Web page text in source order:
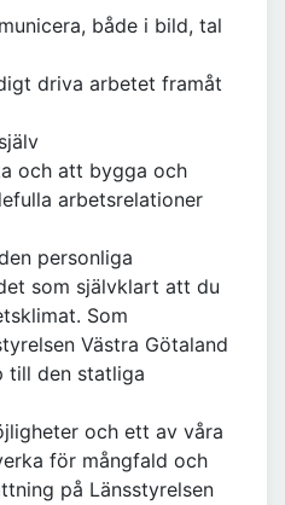
både i bild, tal
driva arbetet framåt
och att bygga och
arbetsrelationer
personliga
som självklart att du
Som
Västra Götaland
till den statliga
och ett av våra
för mångfald och
på Länsstyrelsen